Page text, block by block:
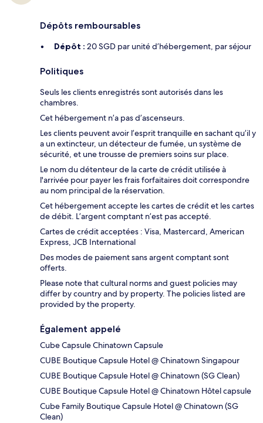
Dépôts remboursables
Dépôt : 20 SGD par unité d’hébergement, par séjour
Politiques
Seuls les clients enregistrés sont autorisés dans les
chambres.
Cet hébergement n’a pas d’ascenseurs.
Les clients peuvent avoir l’esprit tranquille en sachant qu’il y
a un extincteur, un détecteur de fumée, un système de
sécurité, et une trousse de premiers soins sur place.
Le nom du détenteur de la carte de crédit utilisée à
l'arrivée pour payer les frais forfaitaires doit correspondre
au nom principal de la réservation.
Cet hébergement accepte les cartes de crédit et les cartes
de débit. L’argent comptant n’est pas accepté.
Cartes de crédit acceptées : Visa, Mastercard, American
Express, JCB International
Des modes de paiement sans argent comptant sont
offerts.
Please note that cultural norms and guest policies may
differ by country and by property. The policies listed are
provided by the property.
Également appelé
Cube Capsule Chinatown Capsule
CUBE Boutique Capsule Hotel @ Chinatown Singapour
CUBE Boutique Capsule Hotel @ Chinatown (SG Clean)
CUBE Boutique Capsule Hotel @ Chinatown Hôtel capsule
Cube Family Boutique Capsule Hotel @ Chinatown (SG
Clean)